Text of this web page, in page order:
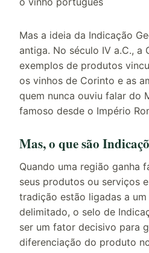
Mas a ideia da Indicação
antiga. No século IV a.C., a
exemplos de produtos
os vinhos de Corinto e as
quem nunca ouviu falar do
famoso desde o Império
Mas, o que são
Quando uma região ganha
seus produtos ou serviços
tradição estão ligadas a
delimitado, o selo de
ser um fator decisivo para
diferenciação do produto